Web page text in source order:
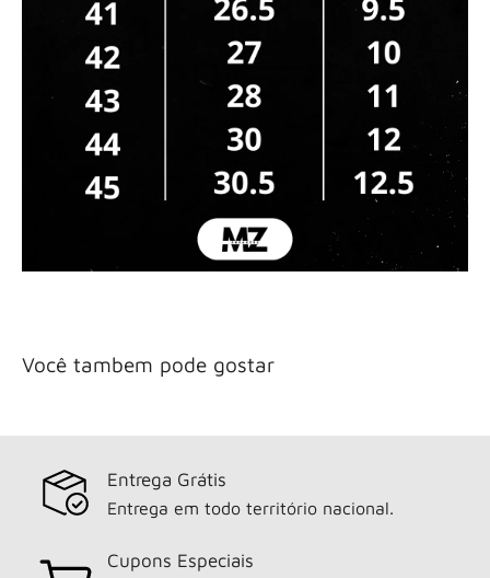
Você tambem pode gostar
Entrega Grátis
Entrega em todo território nacional.
Cupons Especiais